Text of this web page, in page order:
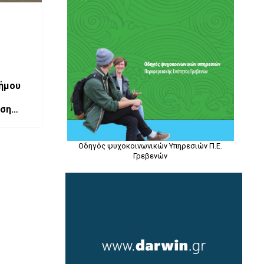
Οδηγός ψυχοκοινωνικών Υπηρεσιών Π.Ε.
Γρεβενών